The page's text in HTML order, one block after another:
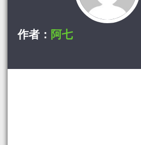
作者： 阿七